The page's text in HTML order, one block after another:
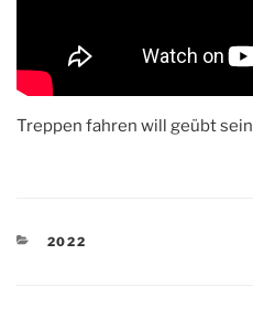
Treppen fahren will geübt sein
KATEGORIEN
2022